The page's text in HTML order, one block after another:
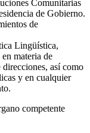
Comunitarias
de Gobierno.
de
Lingüística,
materia de
así como
y en cualquier
competente